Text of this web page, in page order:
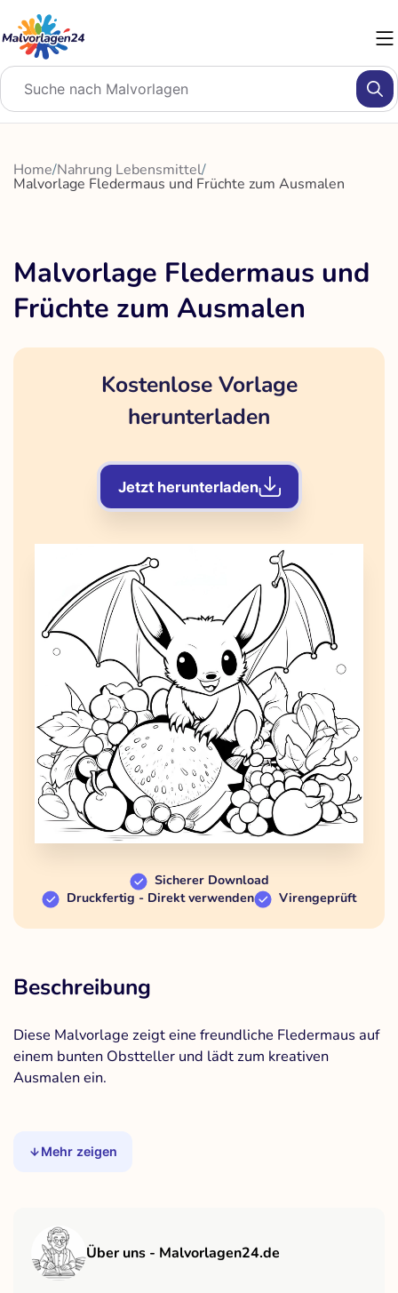
Inhalt
springen
Home/Nahrung Lebensmittel/
Malvorlage Fledermaus und Früchte zum Ausmalen
Malvorlage Fledermaus und
Früchte zum Ausmalen
Kostenlose Vorlage
herunterladen
Jetzt herunterladen
Sicherer Download
Druckfertig - Direkt verwenden
Virengeprüft
Beschreibung
Diese Malvorlage zeigt eine freundliche Fledermaus auf
einem bunten Obstteller und lädt zum kreativen
Ausmalen ein.
Mehr zeigen
Über uns - Malvorlagen24.de